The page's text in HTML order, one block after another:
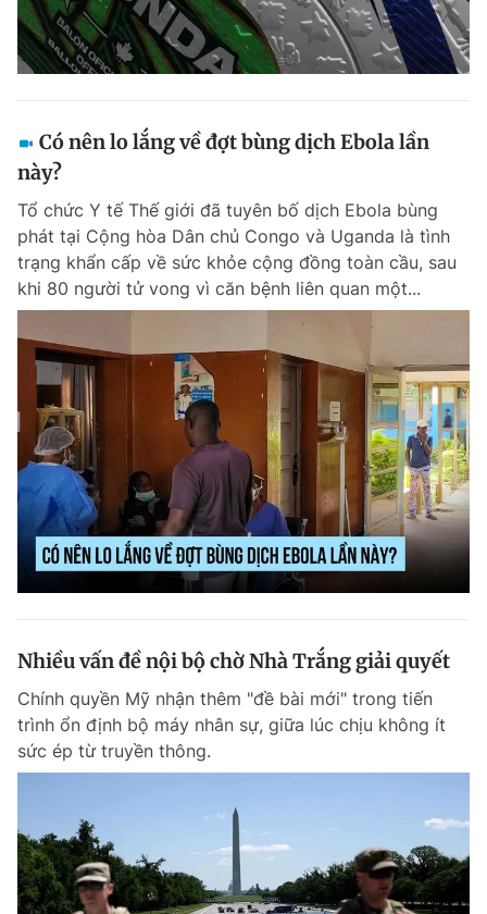
Có nên lo lắng về đợt bùng dịch Ebola lần
này?
Tổ chức Y tế Thế giới đã tuyên bố dịch Ebola bùng
phát tại Cộng hòa Dân chủ Congo và Uganda là tình
trạng khẩn cấp về sức khỏe cộng đồng toàn cầu, sau
khi 80 người tử vong vì căn bệnh liên quan một...
Nhiều vấn đề nội bộ chờ Nhà Trắng giải quyết
Chính quyền Mỹ nhận thêm "đề bài mới" trong tiến
trình ổn định bộ máy nhân sự, giữa lúc chịu không ít
sức ép từ truyền thông.